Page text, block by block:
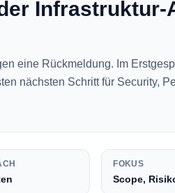
Infrastruktur-
eine Rückmeldung. Im
nächsten Schritt für Security,
FOKUS
Scope,